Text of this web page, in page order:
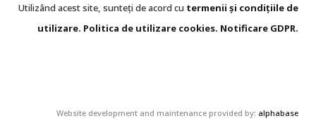
Utilizând acest site, sunteți de acord cu termenii și condițiile de
utilizare. Politica de utilizare cookies. Notificare GDPR.
Website development and maintenance provided by: alphabase